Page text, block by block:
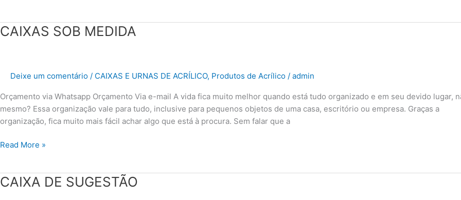
CAIXAS SOB MEDIDA
Deixe um comentário / CAIXAS E URNAS DE ACRÍLICO, Produtos de Acrílico / admin
Orçamento via Whatsapp Orçamento Via e-mail A vida fica muito melhor quando está tudo organizado e em seu devido lugar,
mesmo? Essa organização vale para tudo, inclusive para pequenos objetos de uma casa, escritório ou empresa. Graças a
organização, fica muito mais fácil achar algo que está à procura. Sem falar que a
CAIXAS
Read More »
CAIXA DE SUGESTÃO
CAIXA